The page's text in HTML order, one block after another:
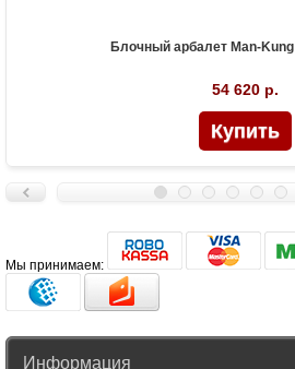
Блочный арбалет Man-
54 620 р.
Мы принимаем:
Информация